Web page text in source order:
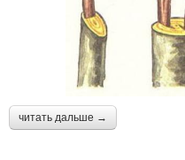
читать дальше →